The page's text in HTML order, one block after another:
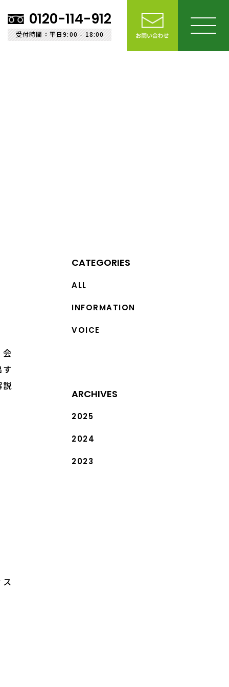
0120-114-912
受付時間：平日9:00 - 18:00
説
CATEGORIES
ALL
INFORMATION
VOICE
ARCHIVES
2025
2024
2023